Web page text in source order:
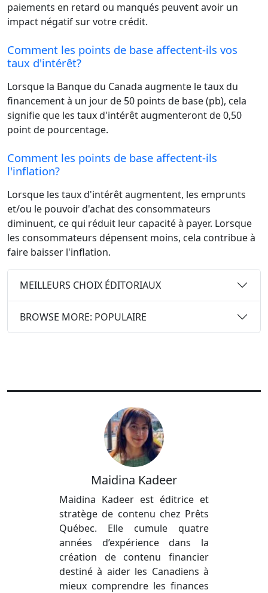
paiements en retard ou manqués peuvent avoir un
impact négatif sur votre crédit.
Comment les points de base affectent-ils vos
taux d'intérêt?
Lorsque la Banque du Canada augmente le taux du
financement à un jour de 50 points de base (pb), cela
signifie que les taux d'intérêt augmenteront de 0,50
point de pourcentage.
Comment les points de base affectent-ils
l'inflation?
Lorsque les taux d'intérêt augmentent, les emprunts
et/ou le pouvoir d'achat des consommateurs
diminuent, ce qui réduit leur capacité à payer. Lorsque
les consommateurs dépensent moins, cela contribue à
faire baisser l'inflation.
MEILLEURS CHOIX ÉDITORIAUX
BROWSE MORE: POPULAIRE
Maidina Kadeer
Maidina Kadeer est éditrice et
stratège de contenu chez Prêts
Québec. Elle cumule quatre
années d’expérience dans la
création de contenu financier
destiné à aider les Canadiens à
mieux comprendre les finances